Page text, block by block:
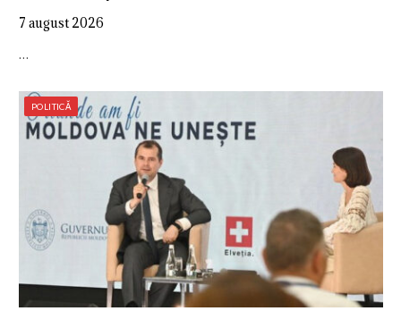
7 august 2026
…
POLITICĂ